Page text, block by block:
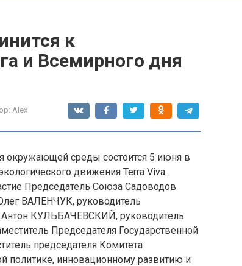
к
и Всемирного дня
Alex
окружающей среды состоится 5 июня в
движения Terra Viva.
Председатель Союза Садоводов
ВАЛЕНЧУК, руководитель
КУЛЬБАЧЕВСКИЙ, руководитель
Председателя Государственной
председателя Комитета
политике, инновационному развитию и